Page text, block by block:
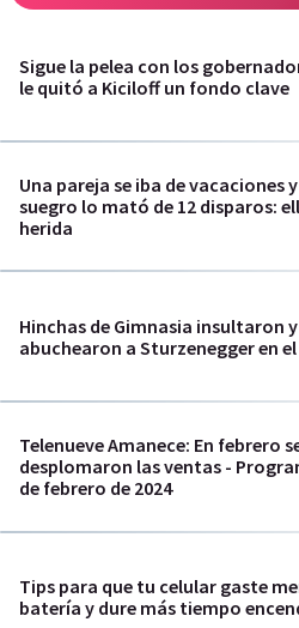
Sigue la pelea con los
le quitó a Kiciloff un fondo clave
Una pareja se iba de vacaciones
suegro lo mató de 12 disparos:
herida
Hinchas de Gimnasia insultaron y
abuchearon a Sturzenegger en
Telenueve Amanece: En febrero
desplomaron las ventas -
de febrero de 2024
Tips para que tu celular gaste
batería y dure más tiempo